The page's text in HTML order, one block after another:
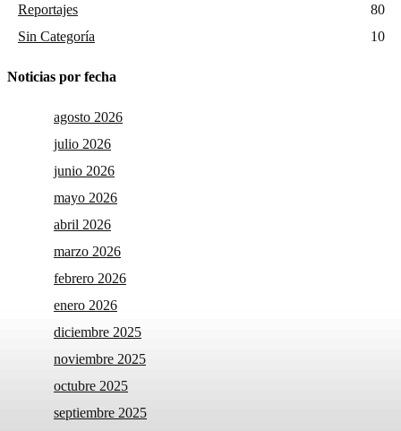
Reportajes
80
Sin Categoría
10
Noticias por fecha
agosto 2026
julio 2026
junio 2026
mayo 2026
abril 2026
marzo 2026
febrero 2026
enero 2026
diciembre 2025
noviembre 2025
octubre 2025
septiembre 2025